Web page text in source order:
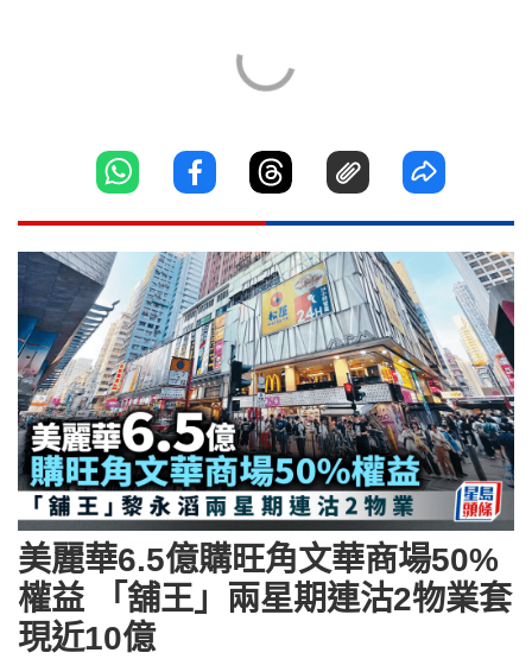
美麗華6.5億購旺角文華商場50%
權益 「舖王」兩星期連沽2物業套
現近10億